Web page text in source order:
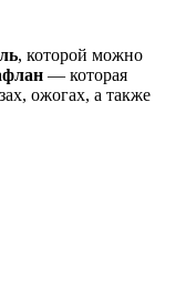
, которой можно
— которая
ожогах, а также